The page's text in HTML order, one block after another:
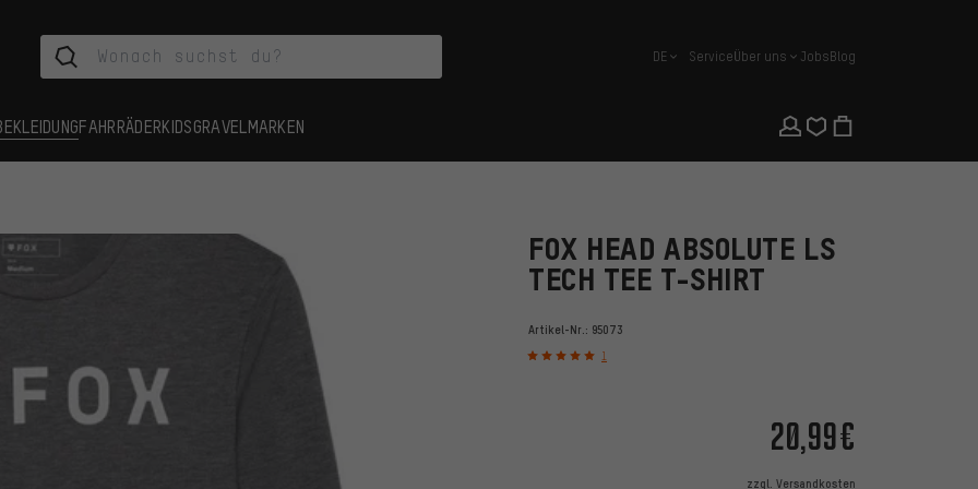
Deutsch
DE ServiceÜber uns JobsBlog
FAHRRÄDERKIDSGRAVEL MARKEN
FOX HEAD ABSOLUTE LS
TECH TEE T-SHIRT
Artikel-Nr.: 95073
1
20,99€
zzgl. Versandkosten